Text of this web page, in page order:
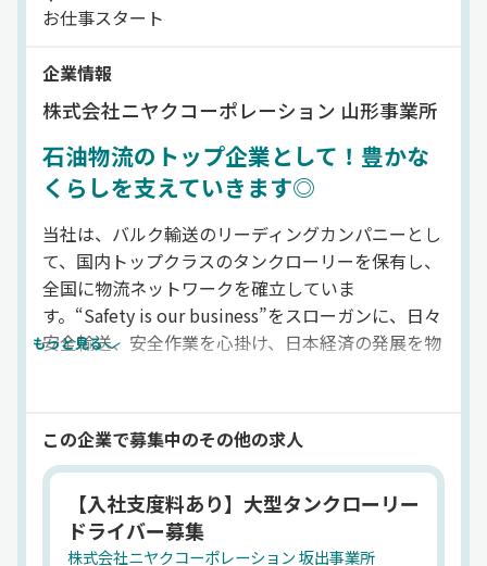
お仕事スタート
企業情報
株式会社ニヤクコーポレーション 山形事業所
石油物流のトップ企業として！豊かな
くらしを支えていきます◎
当社は、バルク輸送のリーディングカンパニーとし
て、国内トップクラスのタンクローリーを保有し、
全国に物流ネットワークを確立していま
す。“Safety is our business”をスローガンに、日々
安全輸送、安全作業を心掛け、日本経済の発展を物
法人名
株式会社ニヤクコーポレーション
代表者
代表取締役社長堀江浩太
設立
もっと見る
この企業で募集中のその他の求人
【入社支度料あり】大型タンクローリー
ドライバー募集
株式会社ニヤクコーポレーション 坂出事業所